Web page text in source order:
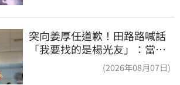
突向姜厚任道歉！田路路喊話
「我要找的是楊光友」：當時
(2026年08月07日)